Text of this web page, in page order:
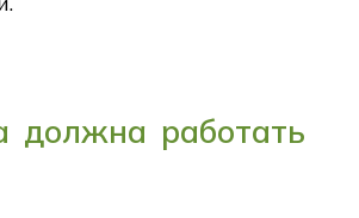
должна работать